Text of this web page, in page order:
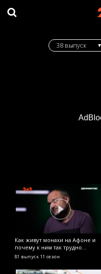
38 выпуск
Как живут монахи на Афоне и
почему к ним так трудно
добраться – опыт съемочной
группы
81 выпуск 11 сезон